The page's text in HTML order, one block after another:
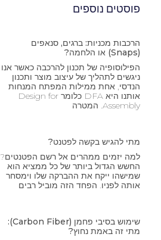
פוסטים נוספים
הרכבות מכניות: ברגים, סנאפים
(Snaps) או הלחמה?
הפילוסופיה של תכנון להרכבה כאשר אנו
ניגשים לתהליך של עיצוב מוצר ותכנון
הנדסי, אחת ממילות המפתח המנחות
אותנו היא DFA כלומר Design for
Assembly. המטרה
מתי להגיש בקשה לפטנט?
למה יזמים ממהרים אל רשם הפטנטים?
החשש הגדול ביותר של כל ממציא הוא
שמישהו ייקח את ההברקה שלו וימסחר
אותה לפניו. הפחד הזה מוביל רבים
שימוש בסיבי פחמן (Carbon Fiber):
מתי זה באמת נחוץ?